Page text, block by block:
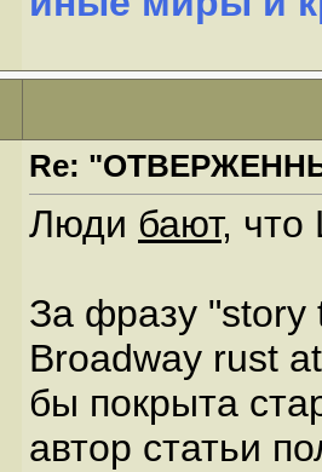
Re:
Люди бают, что
За фразу "story
Broadway rust
бы покрыта
автор статьи